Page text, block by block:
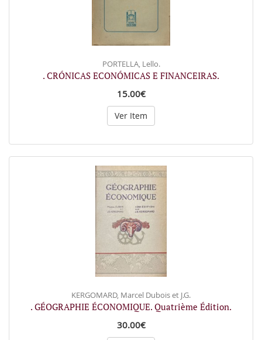
PORTELLA, Lello.
. CRÓNICAS ECONÓMICAS E FINANCEIRAS.
15.00€
Ver Item
KERGOMARD, Marcel Dubois et J.G.
. GÉOGRAPHIE ÉCONOMIQUE. Quatrième Édition.
30.00€